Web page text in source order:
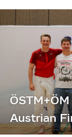
Austrian